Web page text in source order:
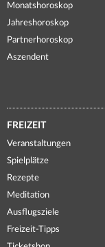
Monatshoroskop
Jahreshoroskop
Partnerhoroskop
Aszendent
FREIZEIT
Veranstaltungen
Spielplätze
Rezepte
Meditation
Ausflugsziele
Freizeit-Tipps